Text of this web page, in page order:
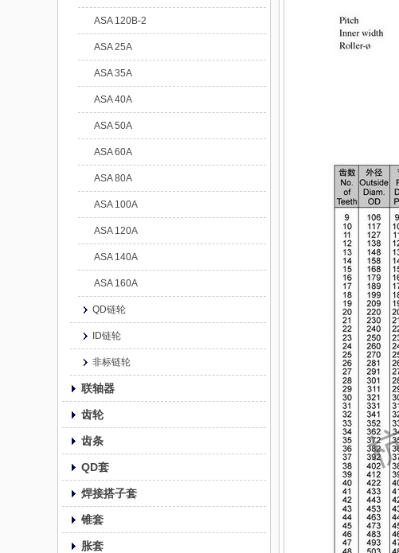
ASA 120B-2
ASA 25A
ASA 35A
ASA 40A
ASA 50A
ASA 60A
ASA 80A
ASA 100A
ASA 120A
ASA 140A
ASA 160A
QD链轮
ID链轮
非标链轮
联轴器
齿轮
齿条
QD套
焊接搭子套
锥套
胀套